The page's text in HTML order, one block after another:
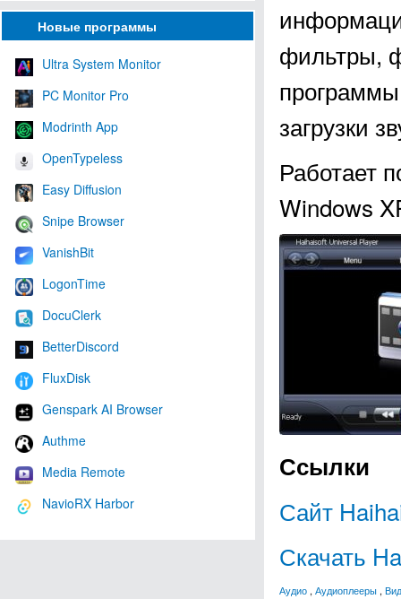
Новые программы
Ultra System Monitor
PC Monitor Pro
Modrinth App
OpenTypeless
Easy Diffusion
Snipe Browser
VanishBit
LogonTime
DocuClerk
BetterDiscord
FluxDisk
Genspark AI Browser
Authme
Media Remote
NavioRX Harbor
фильтры,
загрузки
Работает
Windows
Ссылки
Сайт
Скачать
Аудио , Аудиоплееры ,